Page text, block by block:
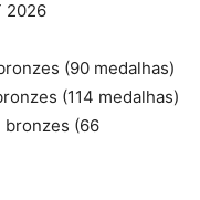
2026
(90 medalhas)
(114 medalhas)
bronzes (66